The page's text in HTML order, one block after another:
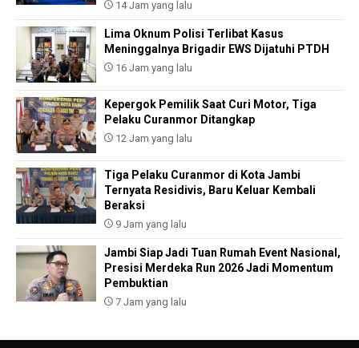
14 Jam yang lalu
Lima Oknum Polisi Terlibat Kasus
Meninggalnya Brigadir EWS Dijatuhi PTDH
16 Jam yang lalu
Kepergok Pemilik Saat Curi Motor, Tiga
Pelaku Curanmor Ditangkap
12 Jam yang lalu
Tiga Pelaku Curanmor di Kota Jambi
Ternyata Residivis, Baru Keluar Kembali
Beraksi
9 Jam yang lalu
Jambi Siap Jadi Tuan Rumah Event Nasional,
Presisi Merdeka Run 2026 Jadi Momentum
Pembuktian
7 Jam yang lalu